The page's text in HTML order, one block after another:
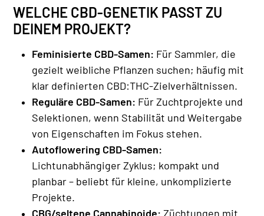
WELCHE CBD-GENETIK PASST ZU
DEINEM PROJEKT?
Feminisierte CBD-Samen: Für Sammler, die
gezielt weibliche Pflanzen suchen; häufig mit
klar definierten CBD:THC-Zielverhältnissen.
Reguläre CBD-Samen: Für Zuchtprojekte und
Selektionen, wenn Stabilität und Weitergabe
von Eigenschaften im Fokus stehen.
Autoflowering CBD-Samen:
Lichtunabhängiger Zyklus; kompakt und
planbar – beliebt für kleine, unkomplizierte
Projekte.
CBG/seltene Cannabinoide: Züchtungen mit